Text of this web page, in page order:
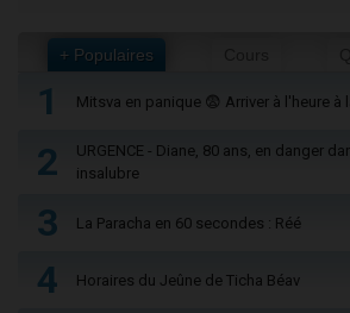
+ Populaires
1 Mitsva en panique 😨 Arriver à l'heure à
2
URGENCE - Diane, 80 ans, en danger
insalubre
3 La Paracha en 60 secondes : Réé
4 Horaires du Jeûne de Ticha Béav